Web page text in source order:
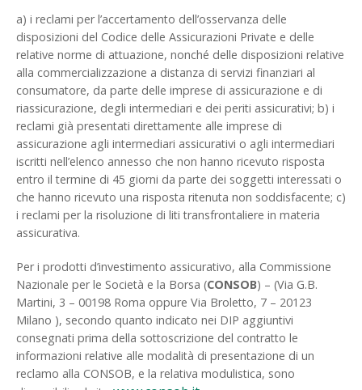
a) i reclami per l’accertamento dell’osservanza delle
disposizioni del Codice delle Assicurazioni Private e delle
relative norme di attuazione, nonché delle disposizioni relative
alla commercializzazione a distanza di servizi finanziari al
consumatore, da parte delle imprese di assicurazione e di
riassicurazione, degli intermediari e dei periti assicurativi; b) i
reclami già presentati direttamente alle imprese di
assicurazione agli intermediari assicurativi o agli intermediari
iscritti nell’elenco annesso che non hanno ricevuto risposta
entro il termine di 45 giorni da parte dei soggetti interessati o
che hanno ricevuto una risposta ritenuta non soddisfacente; c)
i reclami per la risoluzione di liti transfrontaliere in materia
assicurativa.
Per i prodotti d’investimento assicurativo, alla Commissione
Nazionale per le Società e la Borsa (CONSOB) – (Via G.B.
Martini, 3 – 00198 Roma oppure Via Broletto, 7 – 20123
Milano ), secondo quanto indicato nei DIP aggiuntivi
consegnati prima della sottoscrizione del contratto le
informazioni relative alle modalità di presentazione di un
reclamo alla CONSOB, e la relativa modulistica, sono